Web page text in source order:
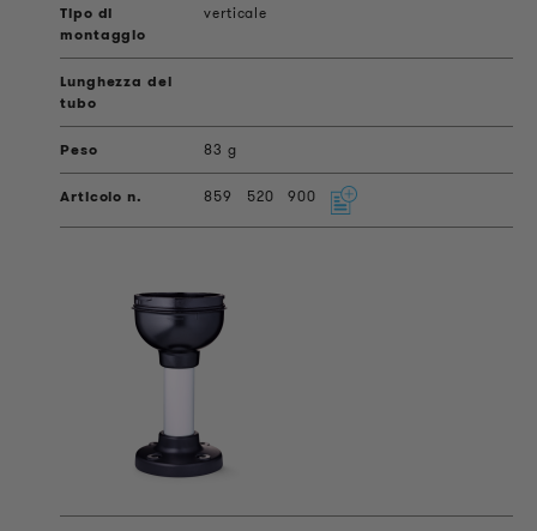
verticale
83 g
859 520 900